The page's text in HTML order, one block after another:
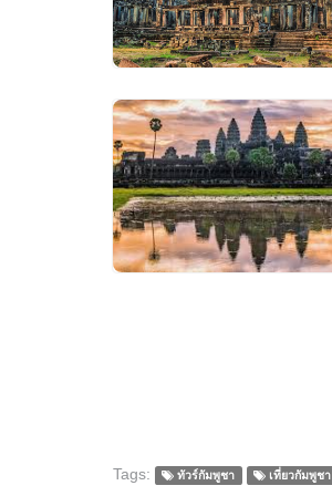
VIEW IMAGES
Tags: ทัวร์กัมพูชา เที่ยวกัมพูชา